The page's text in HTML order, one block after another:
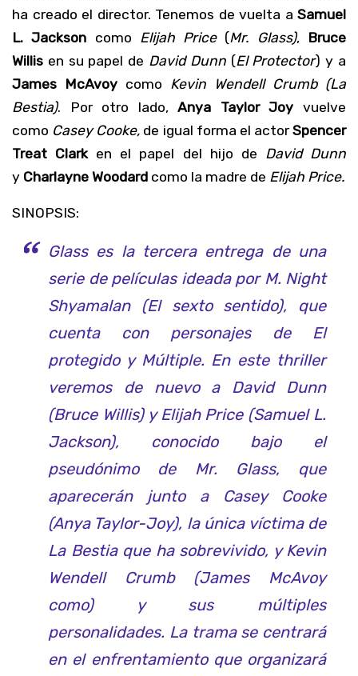
ha creado el director. Tenemos de vuelta a Samuel
L. Jackson como Elijah Price(Mr. Glass), Bruce
Willis en su papel de David Dunn (El Protector) y a
James McAvoy como Kevin Wendell Crumb (La
Bestia). Por otro lado,Anya Taylor Joy vuelve
como Casey Cooke, de igual forma el actorSpencer
Treat Clark en el papel del hijo de David Dunn
y Charlayne Woodard como la madre de Elijah Price.
SINOPSIS:
Glass es la tercera entrega de una
serie de películas ideada por M. Night
Shyamalan (El sexto sentido), que
cuenta con personajes de El
protegido y Múltiple. En este thriller
veremos de nuevo a David Dunn
(Bruce Willis) y Elijah Price (Samuel L.
Jackson), conocido bajo el
pseudónimo de Mr. Glass, que
aparecerán junto a Casey Cooke
(Anya Taylor-Joy), la única víctima de
La Bestia que ha sobrevivido, y Kevin
Wendell Crumb (James McAvoy
como) y sus múltiples
personalidades. La trama se centrará
en el enfrentamiento que organizará